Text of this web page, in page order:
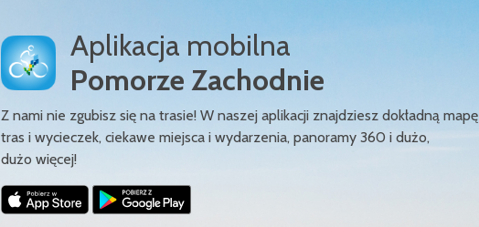
Aplikacja mobilna
Pomorze Zachodnie
Z nami nie zgubisz się na trasie! W naszej aplikacji znajdziesz dokładną mapę
tras i wycieczek, ciekawe miejsca i wydarzenia, panoramy 360 i dużo,
dużo więcej!